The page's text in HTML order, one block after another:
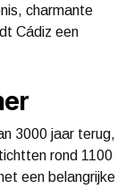
charmante
Cádiz een
3000 jaar terug,
rond 1100
een belangrijke